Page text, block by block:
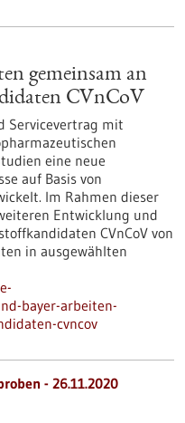
gemeinsam an
CVnCoV
Servicevertrag mit
eine neue
auf Basis von
Im Rahmen dieser
Entwicklung und
CVnCoV von
in ausgewählten
bayer-arbeiten-
cvncov
- 26.11.2020